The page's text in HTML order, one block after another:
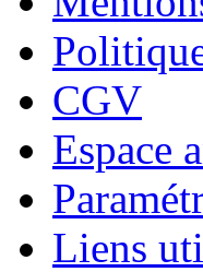
CGV
Espace
Liens